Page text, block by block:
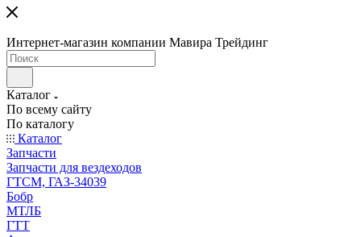
Интернет-магазин компании Мавира Трейдинг
Каталог
По всему сайту
По каталогу
Каталог
Запчасти
Запчасти для вездеходов
ГТСМ, ГАЗ-34039
Бобр
МТЛБ
ГТТ